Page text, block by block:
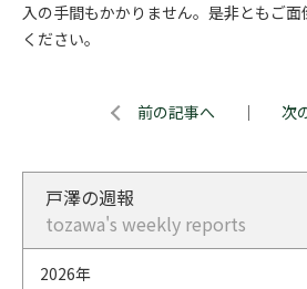
入の手間もかかりません。是非ともご
ください。
前の記事へ ｜ 次
戸澤の週報
tozawa's weekly reports
2026年